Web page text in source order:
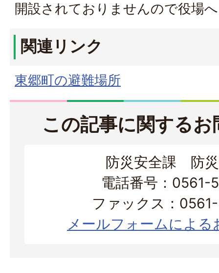
開設されておりませんので役場
関連リンク
東郷町の避難場所
この記事に関する
防災安全課 防
電話番号：0561-
ファックス：
メールフォームによる